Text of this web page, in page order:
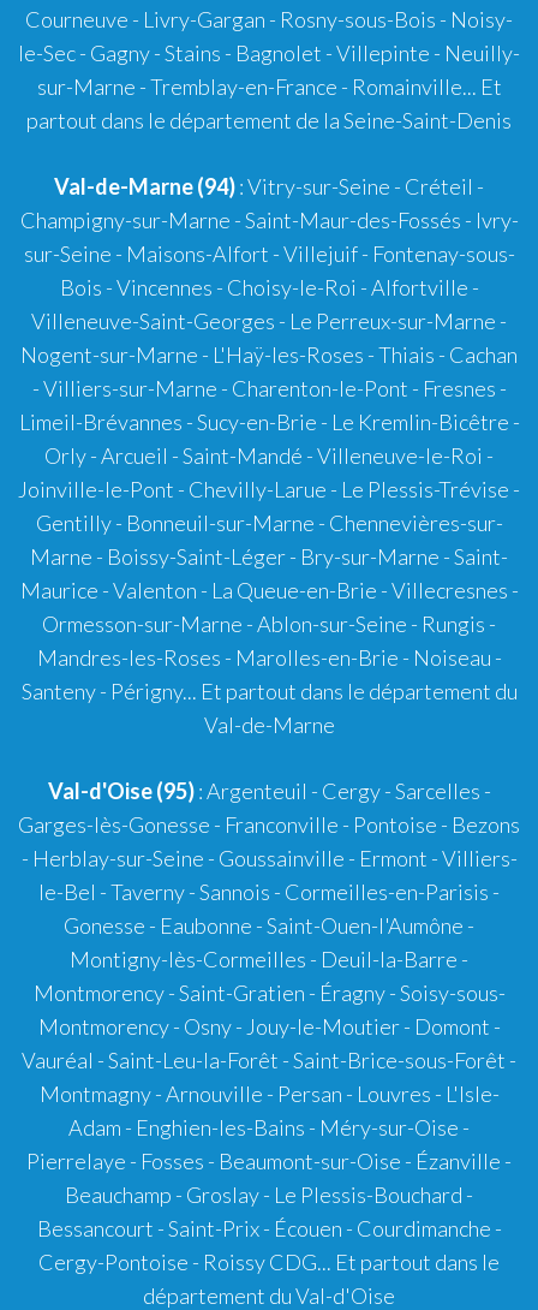
Courneuve - Livry-Gargan - Rosny-sous-Bois - Noisy-
le-Sec - Gagny - Stains - Bagnolet - Villepinte - Neuilly-
sur-Marne - Tremblay-en-France - Romainville... Et
partout dans le département de la Seine-Saint-Denis
Val-de-Marne (94): Vitry-sur-Seine - Créteil -
Champigny-sur-Marne - Saint-Maur-des-Fossés - Ivry-
sur-Seine - Maisons-Alfort - Villejuif - Fontenay-sous-
Bois - Vincennes - Choisy-le-Roi - Alfortville -
Villeneuve-Saint-Georges - Le Perreux-sur-Marne -
Nogent-sur-Marne - L'Haÿ-les-Roses - Thiais - Cachan
- Villiers-sur-Marne - Charenton-le-Pont - Fresnes -
Limeil-Brévannes - Sucy-en-Brie - Le Kremlin-Bicêtre -
Orly - Arcueil - Saint-Mandé - Villeneuve-le-Roi -
Joinville-le-Pont - Chevilly-Larue - Le Plessis-Trévise -
Gentilly - Bonneuil-sur-Marne - Chennevières-sur-
Marne - Boissy-Saint-Léger - Bry-sur-Marne - Saint-
Maurice - Valenton - La Queue-en-Brie - Villecresnes -
Ormesson-sur-Marne - Ablon-sur-Seine - Rungis -
Mandres-les-Roses - Marolles-en-Brie - Noiseau -
Santeny - Périgny... Et partout dans le département du
Val-de-Marne
Val-d'Oise (95): Argenteuil - Cergy - Sarcelles -
Garges-lès-Gonesse - Franconville - Pontoise - Bezons
- Herblay-sur-Seine - Goussainville - Ermont - Villiers-
le-Bel - Taverny - Sannois - Cormeilles-en-Parisis -
Gonesse - Eaubonne - Saint-Ouen-l'Aumône -
Montigny-lès-Cormeilles - Deuil-la-Barre -
Montmorency - Saint-Gratien - Éragny - Soisy-sous-
Montmorency - Osny - Jouy-le-Moutier - Domont -
Vauréal - Saint-Leu-la-Forêt - Saint-Brice-sous-Forêt -
Montmagny - Arnouville - Persan - Louvres - L'Isle-
Adam - Enghien-les-Bains - Méry-sur-Oise -
Pierrelaye - Fosses - Beaumont-sur-Oise - Ézanville -
Beauchamp - Groslay - Le Plessis-Bouchard -
Bessancourt - Saint-Prix - Écouen - Courdimanche -
Cergy-Pontoise - Roissy CDG... Et partout dans le
département du Val-d'Oise